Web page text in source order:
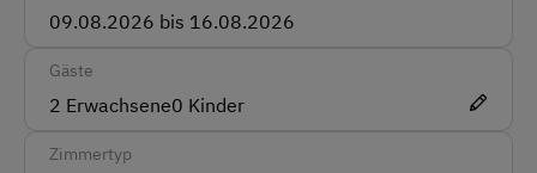
Taxi
Akzeptierte Zahlungsmittel
Gäste
2 Erwachsene0 Kinder
Zimmertyp